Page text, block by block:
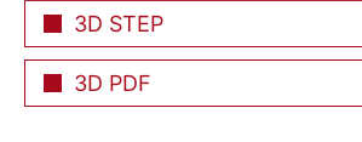
3D STEP
3D PDF